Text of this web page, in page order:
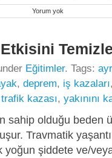
Yorum yok
Tanrıçalar
Eğitimler. Tags:
, deprem, iş kazaları
trafik kazası, yakınını
sahip olduğu beden
Travmatik
yoğun şiddete ve/